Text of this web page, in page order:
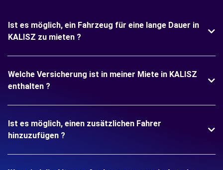
Ist es möglich, ein Fahrzeug für eine lange Dauer in
KALISZ zu mieten ?
Welche Versicherung ist in meiner Miete in KALISZ
enthalten ?
Ist es möglich, einen zusätzlichen Fahrer
hinzuzufügen ?